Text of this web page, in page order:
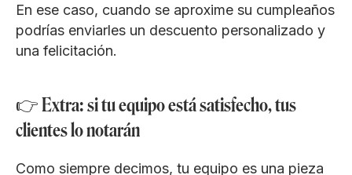
En ese caso, cuando se aproxime su cumpleaños
podrías enviarles un descuento personalizado y
una felicitación.
👉 Extra: si tu equipo está satisfecho, tus
clientes lo notarán
Como siempre decimos, tu equipo es una pieza